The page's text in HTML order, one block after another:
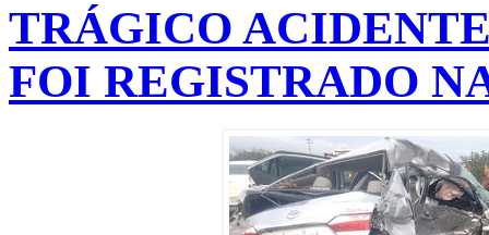
TRÁGICO
FOI REGISTRADO